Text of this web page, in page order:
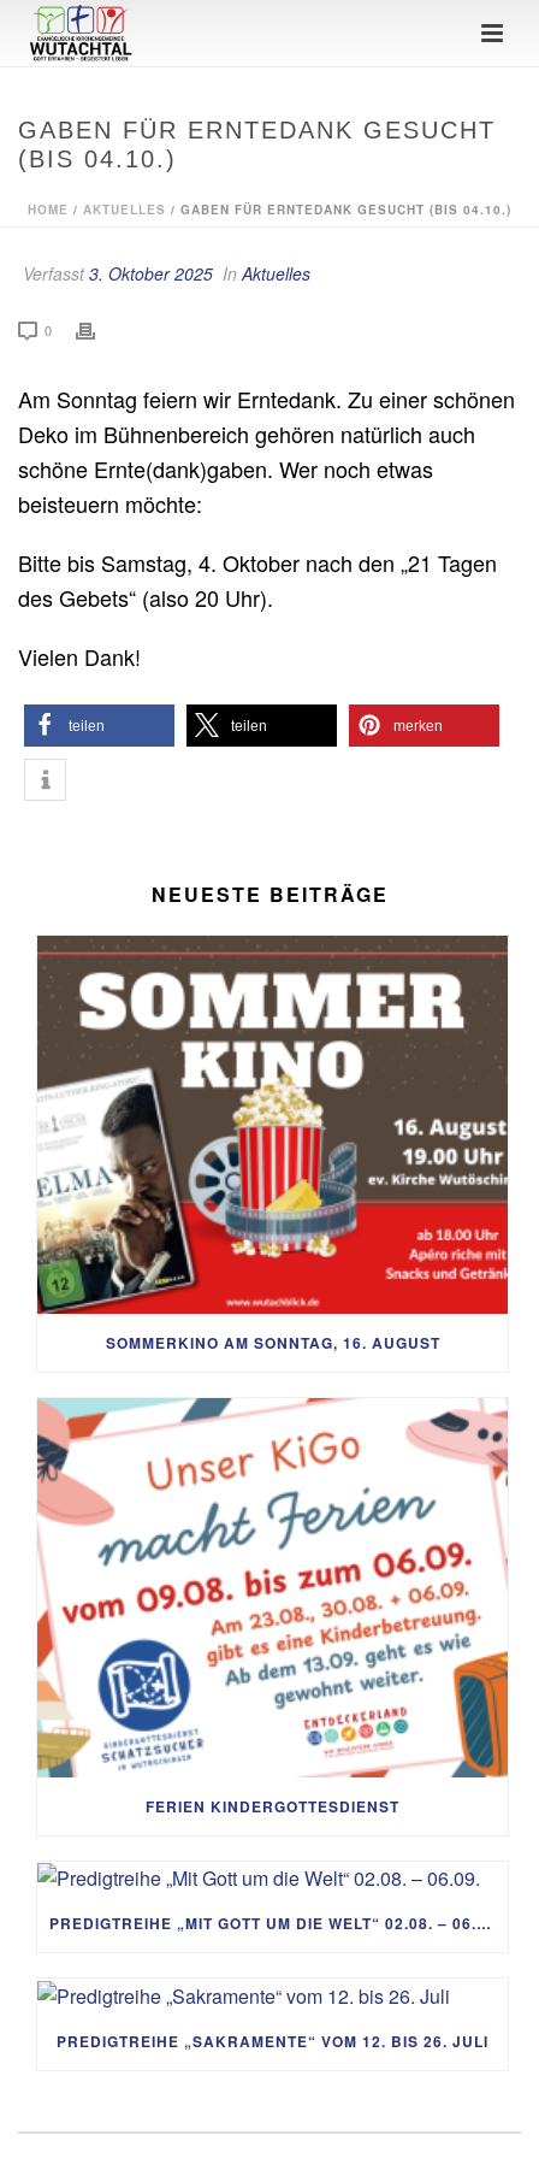
GABEN FÜR ERNTEDANK GESUCHT
(BIS 04.10.)
HOME / AKTUELLES / GABEN FÜR ERNTEDANK GESUCHT (BIS 04.10.)
Verfasst3. Oktober 2025 InAktuelles
0
Am Sonntag feiern wir Erntedank. Zu einer schönen
Deko im Bühnenbereich gehören natürlich auch
schöne Ernte(dank)gaben. Wer noch etwas
beisteuern möchte:
Bitte bis Samstag, 4. Oktober nach den „21 Tagen
des Gebets“ (also 20 Uhr).
Vielen Dank!
teilen teilen merken
NEUESTE BEITRÄGE
SOMMERKINO AM SONNTAG, 16. AUGUST
FERIEN KINDERGOTTESDIENST
PREDIGTREIHE „MIT GOTT UM DIE WELT“ 02.08. – 06.09.
PREDIGTREIHE „SAKRAMENTE“ VOM 12. BIS 26. JULI